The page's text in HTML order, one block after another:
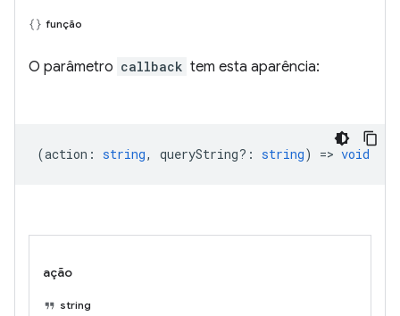
função
O parâmetro callback tem esta aparência:
(action : string, queryString? : string) => void
ação
string